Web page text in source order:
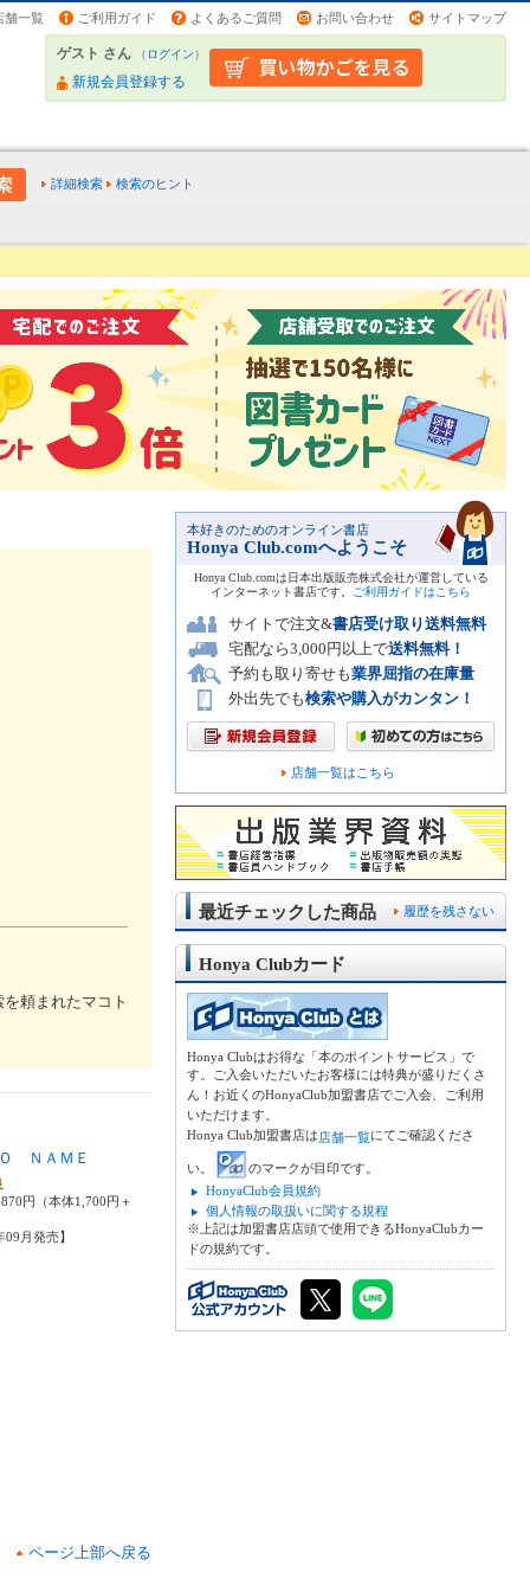
舗一覧 ご利用ガイド よくあるご質問 お問い合わせ サイトマップ
ゲスト さん （ログイン）
新規会員登録する
詳細検索 検索のヒント
頼まれたマコト
ＮＡＭＥ
円（本体1,700円＋
09月発売】
ページ上部へ戻る
本好きのためのオンライン書店
Honya Club.comへようこそ
Honya Club.comは日本出版販売株式会社が運営している
インターネット書店です。
ご利用ガイドはこちら
サイトで注文&書店受け取り送料無料
宅配なら3,000円以上で送料無料！
予約も取り寄せも業界屈指の在庫量
外出先でも検索や購入がカンタン！
店舗一覧はこちら
履歴を残さない
最近チェックした商品
Honya Clubカード
Honya Clubはお得な「本のポイントサービス」で
す。ご入会いただいたお客様には特典が盛りだくさ
ん！お近くのHonyaClub加盟書店でご入会、ご利用
いただけます。
Honya Club加盟書店は店舗一覧にてご確認くださ
い。
のマークが目印です。
HonyaClub会員規約
個人情報の取扱いに関する規程
※上記は加盟書店店頭で使用できるHonyaClubカー
ドの規約です。